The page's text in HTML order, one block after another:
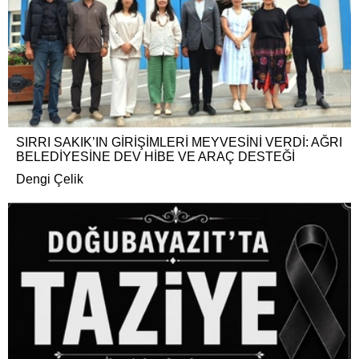
SIRRI SAKIK’IN GİRİŞİMLERİ MEYVESİNİ VERDİ: AĞRI
BELEDİYESİNE DEV HİBE VE ARAÇ DESTEĞİ
Dengi Çelik